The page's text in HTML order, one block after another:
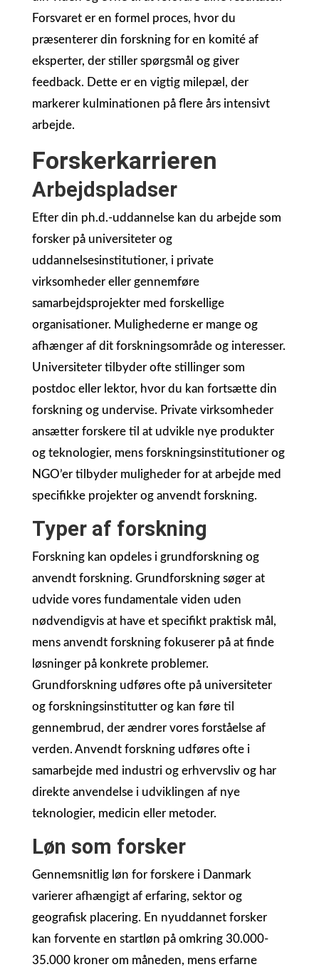
Forsvaret er en formel proces, hvor du
præsenterer din forskning for en komité af
eksperter, der stiller spørgsmål og giver
feedback. Dette er en vigtig milepæl, der
markerer kulminationen på flere års intensivt
arbejde.
Forskerkarrieren
Arbejdspladser
Efter din ph.d.-uddannelse kan du arbejde som
forsker på universiteter og
uddannelsesinstitutioner, i private
virksomheder eller gennemføre
samarbejdsprojekter med forskellige
organisationer. Mulighederne er mange og
afhænger af dit forskningsområde og interesser.
Universiteter tilbyder ofte stillinger som
postdoc eller lektor, hvor du kan fortsætte din
forskning og undervise. Private virksomheder
ansætter forskere til at udvikle nye produkter
og teknologier, mens forskningsinstitutioner og
NGO’er tilbyder muligheder for at arbejde med
specifikke projekter og anvendt forskning.
Typer af forskning
Forskning kan opdeles i grundforskning og
anvendt forskning. Grundforskning søger at
udvide vores fundamentale viden uden
nødvendigvis at have et specifikt praktisk mål,
mens anvendt forskning fokuserer på at finde
løsninger på konkrete problemer.
Grundforskning udføres ofte på universiteter
og forskningsinstitutter og kan føre til
gennembrud, der ændrer vores forståelse af
verden. Anvendt forskning udføres ofte i
samarbejde med industri og erhvervsliv og har
direkte anvendelse i udviklingen af nye
teknologier, medicin eller metoder.
Løn som forsker
Gennemsnitlig løn for forskere i Danmark
varierer afhængigt af erfaring, sektor og
geografisk placering. En nyuddannet forsker
kan forvente en startløn på omkring 30.000-
35.000 kroner om måneden, mens erfarne